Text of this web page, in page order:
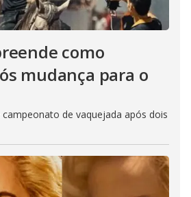
como
mudança para o
campeonato de vaquejada após dois